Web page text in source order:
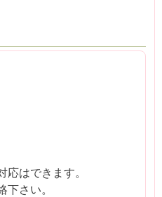
はできます。
さい。